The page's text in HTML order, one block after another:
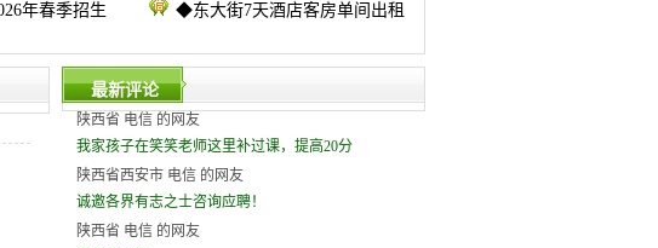
年春季招生
◆东大街7天酒店客房单间出租
最新评论
陕西省 电信 的网友
我家孩子在笑笑老师这里补过课，提高20分
陕西省西安市 电信 的网友
诚邀各界有志之士咨询应聘！
陕西省 电信 的网友